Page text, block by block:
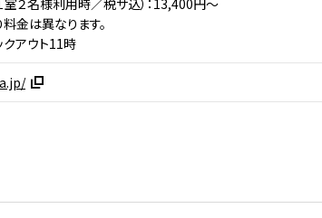
室２名様利用時／税サ込）：13,400円～
金は異なります。
アウト11時